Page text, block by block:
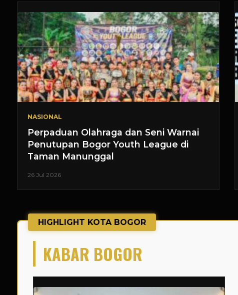
NASIONAL
Perpaduan Olahraga dan Seni Warnai
Penutupan Bogor Youth League di
Taman Manunggal
26 Jul 2026
HIGHLIGHT KOTA BOGOR
KABAR BOGOR